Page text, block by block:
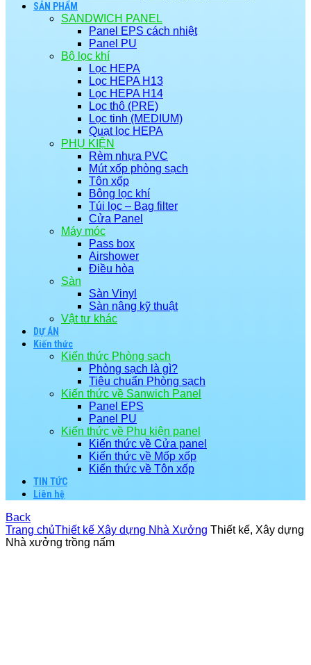
SẢN PHẨM
SANDWICH PANEL
Panel EPS cách nhiệt
Panel PU
Bộ lọc khí
Lọc HEPA
Lọc HEPA H13
Lọc HEPA H14
Lọc thô (PRE)
Lọc tinh (MEDIUM)
Quạt lọc HEPA
PHỤ KIỆN
Rèm nhựa PVC
Mút xốp phòng sạch
Tôn xốp
Bông lọc khí
Túi lọc – Bag filter
Cửa Panel
Máy móc
Pass box
Airshower
Điều hòa
Sàn
Sàn Vinyl
Sàn nâng kỹ thuật
Vật tư khác
DỰ ÁN
Kiến thức
Kiến thức Phòng sạch
Phòng sạch là gì?
Tiêu chuẩn Phòng sạch
Kiến thức về Sanwich Panel
Panel EPS
Panel PU
Kiến thức về Phụ kiện panel
Kiến thức về Cửa panel
Kiến thức về Mốp xốp
Kiến thức về Tôn xốp
TIN TỨC
Liên hệ
Back
Trang chủThiết kế Xây dựng Nhà Xưởng Thiết kế, Xây dựng
Nhà xưởng trồng nấm